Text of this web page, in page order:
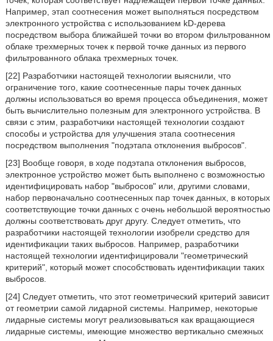
Например, этап соотнесения может выполняться посредством
электронного устройства с использованием kD-дерева
посредством выбора ближайшей точки во втором фильтрованном
облаке трехмерных точек к первой точке данных из первого
фильтрованного облака трехмерных точек.
[22] Разработчики настоящей технологии выяснили, что
ограничение того, какие соотнесенные пары точек данных
должны использоваться во время процесса объединения, может
быть вычислительно полезным для электронного устройства. В
связи с этим, разработчики настоящей технологии создают
способы и устройства для улучшения этапа соотнесения
посредством выполнения "подэтапа отклонения выбросов".
[23] Вообще говоря, в ходе подэтапа отклонения выбросов,
электронное устройство может быть выполнено с возможностью
идентифицировать набор "выбросов" или, другими словами,
набор первоначально соотнесенных пар точек данных, в которых
соответствующие точки данных с очень небольшой вероятностью
должны соответствовать друг другу. Следует отметить, что
разработчики настоящей технологии изобрели средство для
идентификации таких выбросов. Например, разработчики
настоящей технологии идентифицировали "геометрический
критерий", который может способствовать идентификации таких
выбросов.
[24] Следует отметить, что этот геометрический критерий зависит
от геометрии самой лидарной системы. Например, некоторые
лидарные системы могут реализовываться как вращающиеся
лидарные системы, имеющие множество вертикально смежных